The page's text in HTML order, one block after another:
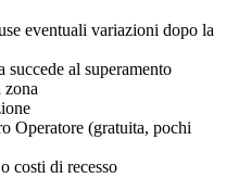
eventuali variazioni dopo la
al superamento
Operatore (gratuita, pochi
costi di recesso